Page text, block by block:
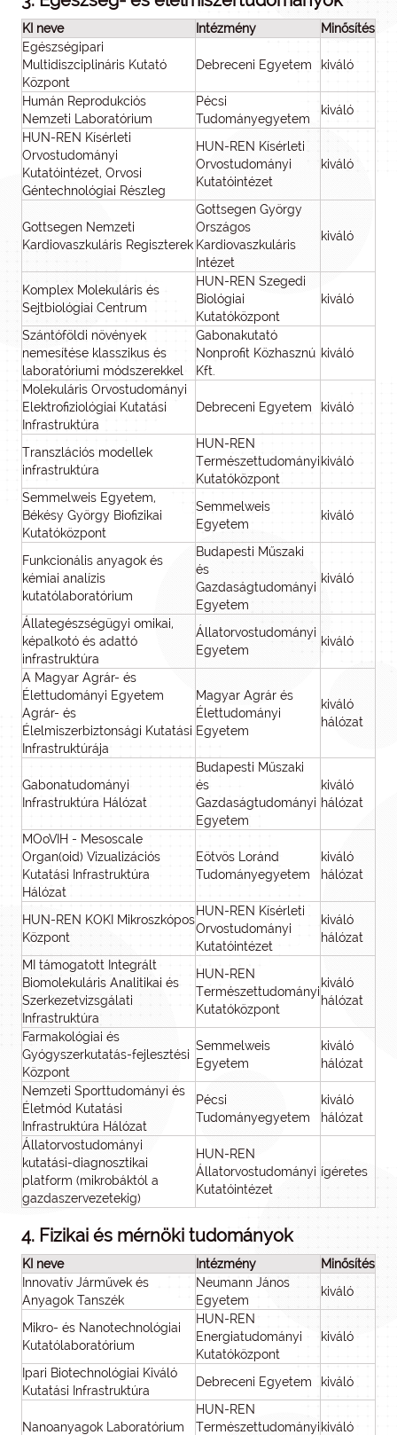
KI neve Intézmény
Minősítés
Egészségipari
Multidiszciplináris Kutató
Központ
Debreceni Egyetem kiváló
Humán Reprodukciós
Nemzeti Laboratórium
Pécsi
Tudományegyetem
kiváló
HUN-REN Kísérleti
Orvostudományi
Kutatóintézet, Orvosi
Géntechnológiai Részleg
HUN-REN Kísérleti
Orvostudományi
Kutatóintézet
kiváló
Gottsegen Nemzeti
Kardiovaszkuláris Regiszterek
Gottsegen György
Országos
Kardiovaszkuláris
Intézet
kiváló
Komplex Molekuláris és
Sejtbiológiai Centrum
HUN-REN Szegedi
Biológiai
Kutatóközpont
kiváló
Szántóföldi növények
nemesítése klasszikus és
laboratóriumi módszerekkel
Gabonakutató
Nonprofit Közhasznú
Kft.
kiváló
Molekuláris Orvostudományi
Elektrofiziológiai Kutatási
Infrastruktúra
Debreceni Egyetem kiváló
Transzlációs modellek
infrastruktúra
HUN-REN
Természettudományi
Kutatóközpont
kiváló
Semmelweis Egyetem,
Békésy György Biofizikai
Kutatóközpont
Semmelweis
Egyetem
kiváló
Funkcionális anyagok és
kémiai analízis
kutatólaboratórium
Budapesti Műszaki
és
Gazdaságtudományi
Egyetem
kiváló
Állategészségügyi omikai,
képalkotó és adattó
infrastruktúra
Állatorvostudományi
Egyetem
kiváló
A Magyar Agrár- és
Élettudományi Egyetem
Agrár- és
Élelmiszerbiztonsági Kutatási
Infrastruktúrája
Magyar Agrár és
Élettudományi
Egyetem
kiváló
hálózat
Gabonatudományi
Infrastruktúra Hálózat
Budapesti Műszaki
és
Gazdaságtudományi
Egyetem
kiváló
hálózat
MOoVIH - Mesoscale
Organ(oid) Vizualizációs
Kutatási Infrastruktúra
Hálózat
Eötvös Loránd
Tudományegyetem
kiváló
hálózat
HUN-REN KOKI Mikroszkópos
Központ
HUN-REN Kísérleti
Orvostudományi
Kutatóintézet
kiváló
hálózat
MI támogatott Integrált
Biomolekuláris Analitikai és
Szerkezetvizsgálati
Infrastruktúra
HUN-REN
Természettudományi
Kutatóközpont
kiváló
hálózat
Farmakológiai és
Gyógyszerkutatás-fejlesztési
Központ
Semmelweis
Egyetem
kiváló
hálózat
Nemzeti Sporttudományi és
Életmód Kutatási
Infrastruktúra Hálózat
Pécsi
Tudományegyetem
kiváló
hálózat
Állatorvostudományi
kutatási-diagnosztikai
platform (mikrobáktól a
gazdaszervezetekig)
HUN-REN
Állatorvostudományi
Kutatóintézet
ígéretes
4. Fizikai és mérnöki tudományok
KI neve Intézmény
Minősítés
Innovatív Járművek és
Anyagok Tanszék
Neumann János
Egyetem
kiváló
Mikro- és Nanotechnológiai
Kutatólaboratórium
HUN-REN
Energiatudományi
Kutatóközpont
kiváló
Ipari Biotechnológiai Kiváló
Kutatási Infrastruktúra
Debreceni Egyetem kiváló
Nanoanyagok Laboratórium
HUN-REN
Természettudományi kiváló